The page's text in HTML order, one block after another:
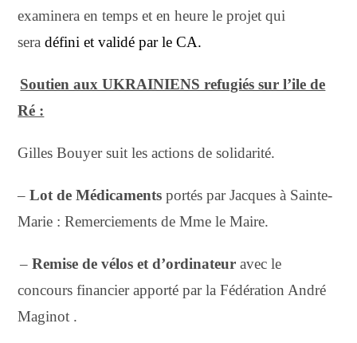
examinera en temps et en heure le projet qui
seradéfini et validé par le CA.
Soutien aux UKRAINIENS refugiés sur l’ile de
Ré :
Gilles Bouyer suit les actions de solidarité.
–Lot de Médicamentsportés par Jacques à Sainte-
Marie :Remerciements de Mme le Maire.
–Remise de vélos et d’ordinateur avec le
concours financier apporté par la Fédération André
Maginot .